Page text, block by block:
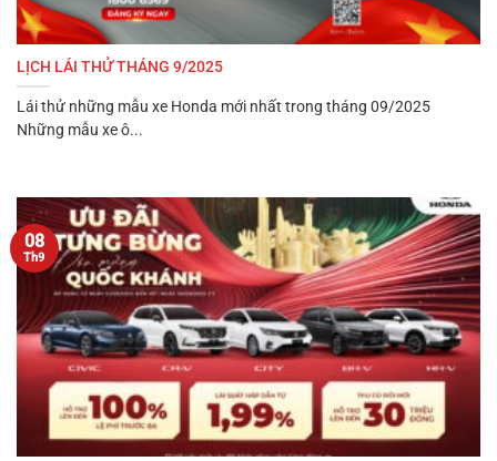
LỊCH LÁI THỬ THÁNG 9/2025
Lái thử những mẫu xe Honda mới nhất trong tháng 09/2025
Những mẫu xe ô...
08
Th9